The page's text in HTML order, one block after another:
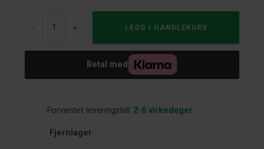
- +
Betal med
Forventet leveringstid: 2-6 virkedager
Fjernlager